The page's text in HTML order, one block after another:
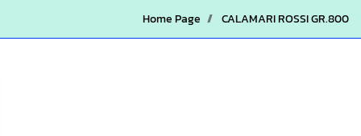
Home Page CALAMARI ROSSI GR.800